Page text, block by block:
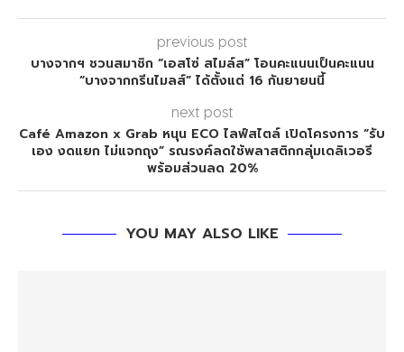
previous post
บางจากฯ ชวนสมาชิก “เอสโซ่ สไมล์ส” โอนคะแนนเป็นคะแนน
“บางจากกรีนไมลส์” ได้ตั้งแต่ 16 กันยายนนี้
next post
Café Amazon x Grab หนุน ECO ไลฟ์สไตล์ เปิดโครงการ “รับ
เอง งดแยก ไม่แจกถุง” รณรงค์ลดใช้พลาสติกกลุ่มเดลิเวอรี
พร้อมส่วนลด 20%
YOU MAY ALSO LIKE